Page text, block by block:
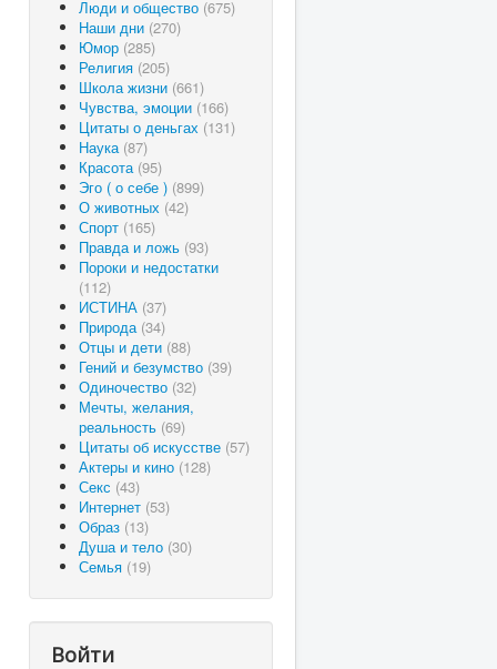
Люди и общество (675)
Наши дни (270)
Юмор (285)
Религия (205)
Школа жизни (661)
Чувства, эмоции (166)
Цитаты о деньгах (131)
Наука (87)
Красота (95)
Эго ( о себе ) (899)
О животных (42)
Спорт (165)
Правда и ложь (93)
Пороки и недостатки
(112)
ИСТИНА (37)
Природа (34)
Отцы и дети (88)
Гений и безумство (39)
Одиночество (32)
Мечты, желания,
реальность (69)
Цитаты об искусстве (57)
Актеры и кино (128)
Секс (43)
Интернет (53)
Образ (13)
Душа и тело (30)
Семья (19)
Войти